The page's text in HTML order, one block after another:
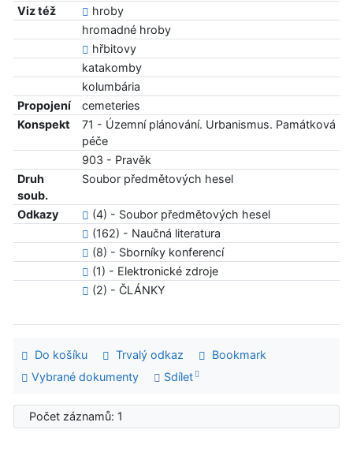
Viz též
hroby
hromadné hroby
hřbitovy
katakomby
kolumbária
Propojení
cemeteries
Konspekt
71 - Územní plánování. Urbanismus. Památková
péče
903 - Pravěk
Druh
soub.
Soubor předmětových hesel
Odkazy
(4) - Soubor předmětových hesel
(162) - Naučná literatura
(8) - Sborníky konferencí
(1) - Elektronické zdroje
(2) - ČLÁNKY
Do košíku Trvalý odkaz
Bookmark
Vybrané dokumenty
Sdílet
Počet záznamů: 1